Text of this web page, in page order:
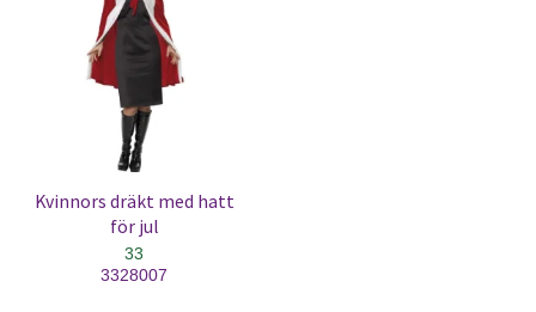
Kvinnors dräkt med hatt
för jul
33
3328007